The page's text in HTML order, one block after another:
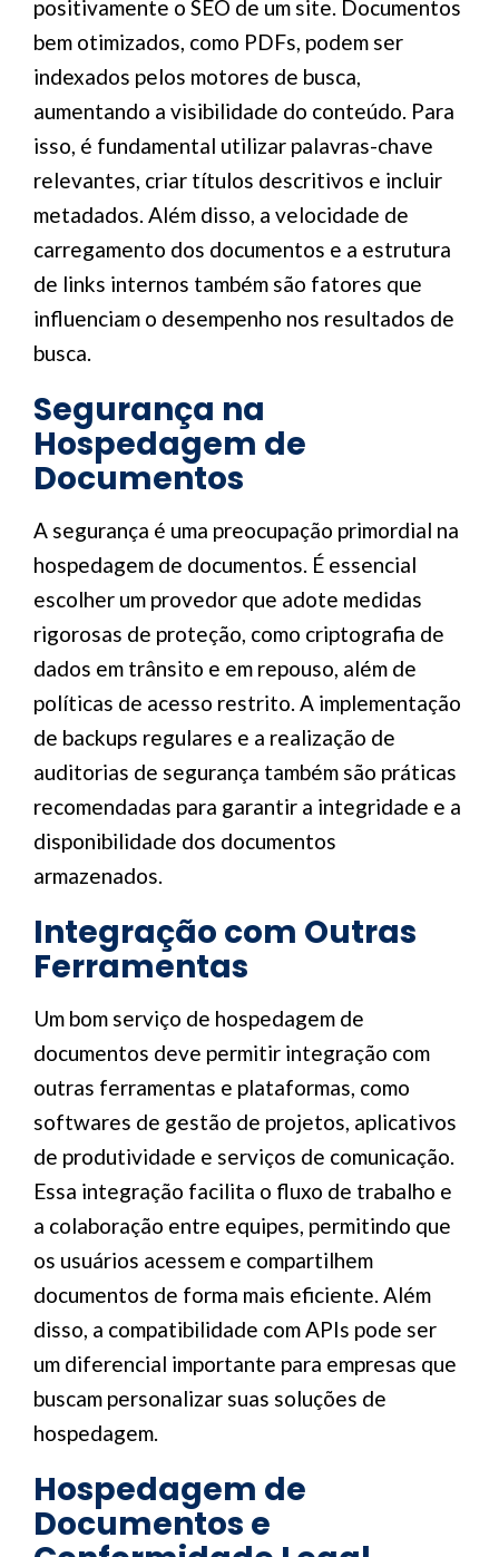
positivamente o SEO de um site. Documentos
bem otimizados, como PDFs, podem ser
indexados pelos motores de busca,
aumentando a visibilidade do conteúdo. Para
isso, é fundamental utilizar palavras-chave
relevantes, criar títulos descritivos e incluir
metadados. Além disso, a velocidade de
carregamento dos documentos e a estrutura
de links internos também são fatores que
influenciam o desempenho nos resultados de
busca.
Segurança na
Hospedagem de
Documentos
A segurança é uma preocupação primordial na
hospedagem de documentos. É essencial
escolher um provedor que adote medidas
rigorosas de proteção, como criptografia de
dados em trânsito e em repouso, além de
políticas de acesso restrito. A implementação
de backups regulares e a realização de
auditorias de segurança também são práticas
recomendadas para garantir a integridade e a
disponibilidade dos documentos
armazenados.
Integração com Outras
Ferramentas
Um bom serviço de hospedagem de
documentos deve permitir integração com
outras ferramentas e plataformas, como
softwares de gestão de projetos, aplicativos
de produtividade e serviços de comunicação.
Essa integração facilita o fluxo de trabalho e
a colaboração entre equipes, permitindo que
os usuários acessem e compartilhem
documentos de forma mais eficiente. Além
disso, a compatibilidade com APIs pode ser
um diferencial importante para empresas que
buscam personalizar suas soluções de
hospedagem.
Hospedagem de
Documentos e